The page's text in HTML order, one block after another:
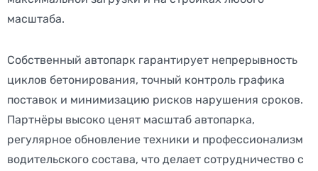
масштаба.
Собственный автопарк гарантирует непрерывность
циклов бетонирования, точный контроль графика
поставок и минимизацию рисков нарушения сроков.
Партнёры высоко ценят масштаб автопарка,
регулярное обновление техники и профессионализм
водительского состава, что делает сотрудничество с